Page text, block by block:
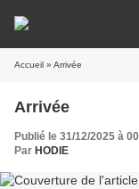
Accueil » Arrivée
Arrivée
Publié le 31/12/2025 à
Par HODIE